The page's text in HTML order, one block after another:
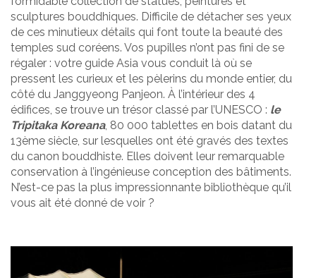
sculptures bouddhiques. Difficile de détacher ses yeux
de ces minutieux détails qui font toute la beauté des
temples sud coréens. Vos pupilles n’ont pas fini de se
régaler : votre guide Asia vous conduit là où se
pressent les curieux et les pèlerins du monde entier, du
côté du Janggyeong Panjeon. À l’intérieur des 4
édifices, se trouve un trésor classé par l’UNESCO : le
Tripitaka Koreana, 80 000 tablettes en bois datant du
13ème siècle, sur lesquelles ont été gravés des textes
du canon bouddhiste. Elles doivent leur remarquable
conservation à l’ingénieuse conception des bâtiments.
N’est-ce pas la plus impressionnante bibliothèque qu’il
vous ait été donné de voir ?